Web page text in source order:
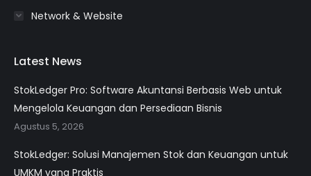
Network & Website
Latest News
StokLedger Pro: Software Akuntansi Berbasis Web untuk
Mengelola Keuangan dan Persediaan Bisnis
Agustus 5, 2026
StokLedger: Solusi Manajemen Stok dan Keuangan untuk
UMKM yang Praktis